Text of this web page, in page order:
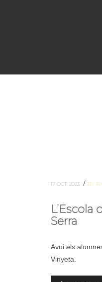
17 OCT. 2023 / BY
L’Escola
Serra
Avui els
Vinyeta.